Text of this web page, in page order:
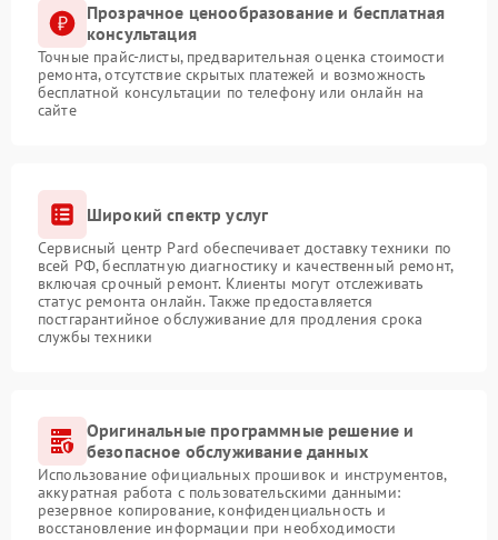
Прозрачное ценообразование и бесплатная
консультация
Точные прайс-листы, предварительная оценка стоимости
ремонта, отсутствие скрытых платежей и возможность
бесплатной консультации по телефону или онлайн на
сайте
Широкий спектр услуг
Сервисный центр Pard обеспечивает доставку техники по
всей РФ, бесплатную диагностику и качественный ремонт,
включая срочный ремонт. Клиенты могут отслеживать
статус ремонта онлайн. Также предоставляется
постгарантийное обслуживание для продления срока
службы техники
Оригинальные программные решение и
безопасное обслуживание данных
Использование официальных прошивок и инструментов,
аккуратная работа с пользовательскими данными:
резервное копирование, конфиденциальность и
восстановление информации при необходимости